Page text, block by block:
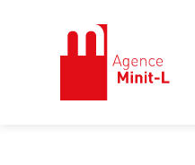
Minit-L